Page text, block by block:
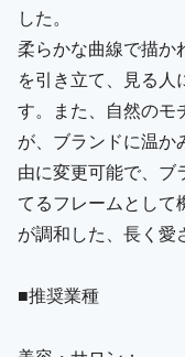
した。
柔らかな曲線で描か
を引き立て、見る人
す。また、自然のモ
が、ブランドに温か
由に変更可能で、ブ
てるフレームとして
が調和した、長く愛
■推奨業種